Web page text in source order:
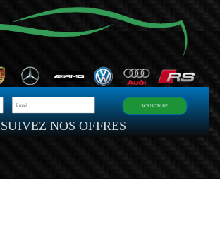
SUIVEZ NOS OFFRES
SOUSCRIRE